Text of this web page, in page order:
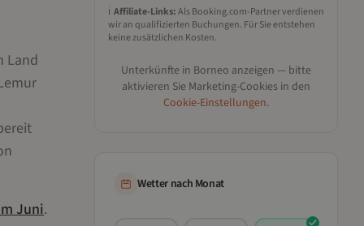
Land
Juni.
ℹ️ Affiliate-Links:Als Booking.com-Partner verdienen
wir an qualifizierten Buchungen. Für Sie entstehen
keine zusätzlichen Kosten.
Unterkünfte in Borneo anzeigen — bitte
aktivieren Sie Marketing-Cookies in den
Cookie-Einstellungen.
Wetter nach Monat